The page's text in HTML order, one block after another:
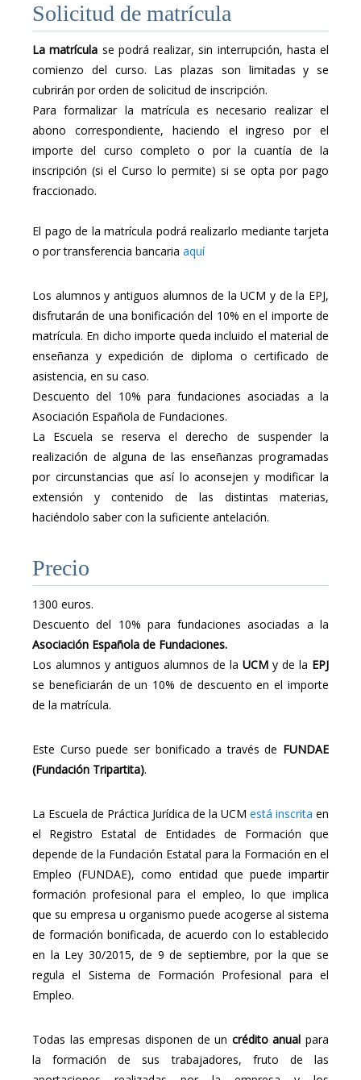
Solicitud de matrícula
La matrícula se podrá realizar, sin interrupción, hasta el
comienzo del curso. Las plazas son limitadas y se
cubrirán por orden de solicitud de inscripción.
Para formalizar la matrícula es necesario realizar el
abono correspondiente, haciendo el ingreso por el
importe del curso completo o por la cuantía de la
inscripción (si el Curso lo permite) si se opta por pago
fraccionado.
El pago de la matrícula podrá realizarlo mediante tarjeta
o por transferencia bancaria aquí
Los alumnos y antiguos alumnos de la UCM y de la EPJ,
disfrutarán de una bonificación del 10% en el importe de
matrícula. En dicho importe queda incluido el material de
enseñanza y expedición de diploma o certificado de
asistencia, en su caso.
Descuento del 10% para fundaciones asociadas a la
Asociación Española de Fundaciones.
La Escuela se reserva el derecho de suspender la
realización de alguna de las enseñanzas programadas
por circunstancias que así lo aconsejen y modificar la
extensión y contenido de las distintas materias,
haciéndolo saber con la suficiente antelación.
Precio
1300 euros.
Descuento del 10% para fundaciones asociadas a la
Asociación Española de Fundaciones.
Los alumnos y antiguos alumnos de la UCM y de la EPJ
se beneficiarán de un 10% de descuento en el importe
de la matrícula.
Este Curso puede ser bonificado a través de FUNDAE
(Fundación Tripartita).
La Escuela de Práctica Jurídica de la UCM está inscrita en
el Registro Estatal de Entidades de Formación que
depende de la Fundación Estatal para la Formación en el
Empleo (FUNDAE), como entidad que puede impartir
formación profesional para el empleo, lo que implica
que su empresa u organismo puede acogerse al sistema
de formación bonificada, de acuerdo con lo establecido
en la Ley 30/2015, de 9 de septiembre, por la que se
regula el Sistema de Formación Profesional para el
Empleo.
Todas las empresas disponen de un crédito anual para
la formación de sus trabajadores, fruto de las